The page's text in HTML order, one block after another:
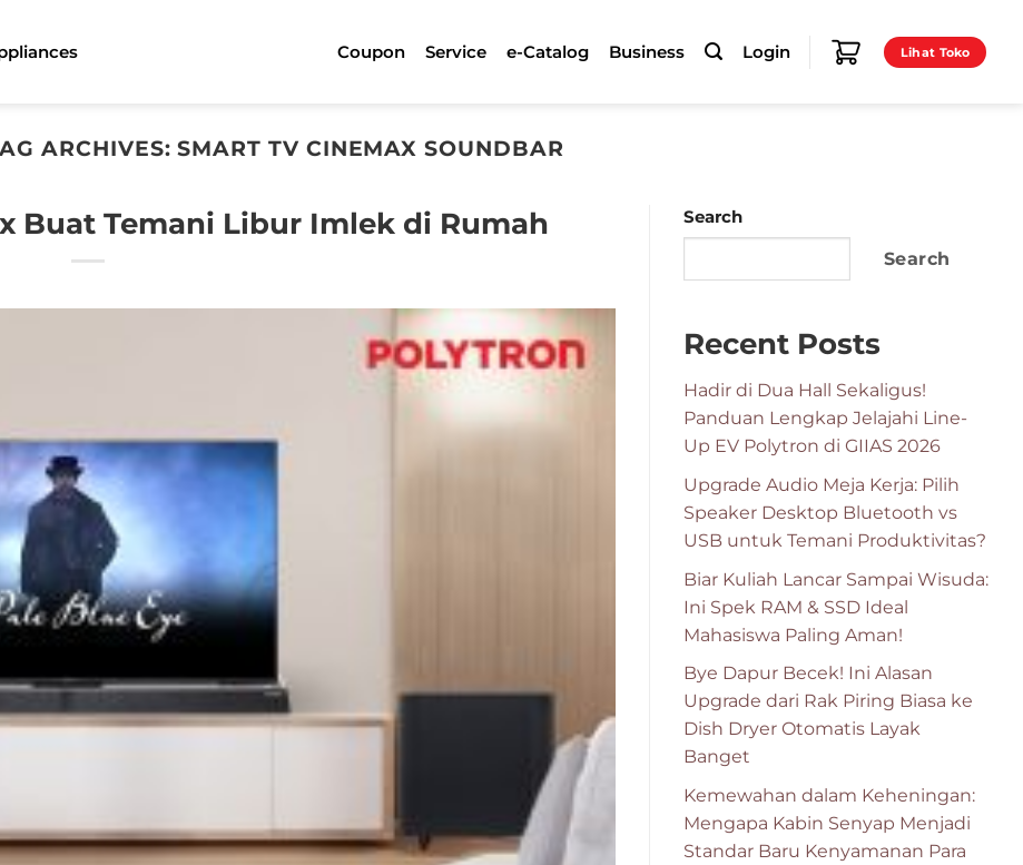
Coupon Service e-Catalog Business Login Lihat Toko
ARCHIVES:SMART TV CINEMAX SOUNDBAR
Buat Temani Libur Imlek di Rumah Search
Search
Recent Posts
Hadir di Dua Hall Sekaligus!
Panduan Lengkap Jelajahi Line-
Up EV Polytron di GIIAS 2026
Upgrade Audio Meja Kerja: Pilih
Speaker Desktop Bluetooth vs
USB untuk Temani Produktivitas?
Biar Kuliah Lancar Sampai Wisuda:
Ini Spek RAM & SSD Ideal
Mahasiswa Paling Aman!
Bye Dapur Becek! Ini Alasan
Upgrade dari Rak Piring Biasa ke
Dish Dryer Otomatis Layak
Banget
Kemewahan dalam Keheningan:
Mengapa Kabin Senyap Menjadi
Standar Baru Kenyamanan Para